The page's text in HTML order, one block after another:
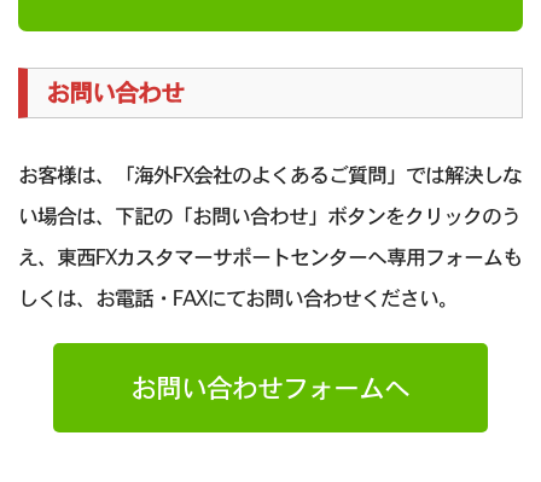
お問い合わせ
お客様は、「海外FX会社のよくあるご質問」では解決しな
い場合は、下記の「お問い合わせ」ボタンをクリックのう
え、東西FXカスタマーサポートセンターへ専用フォームも
しくは、お電話・FAXにてお問い合わせください。
お問い合わせフォームへ